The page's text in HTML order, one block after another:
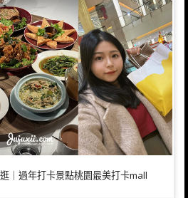
｜過年打卡景點桃園最美打卡mall